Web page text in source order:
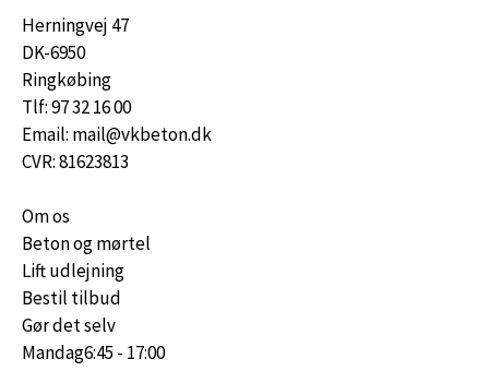
Herningvej 47
DK-6950
Ringkøbing
Tlf: 97 32 16 00
Email: mail@vkbeton.dk
CVR: 81623813
Om os
Beton og mørtel
Lift udlejning
Bestil tilbud
Gør det selv
Mandag6:45 - 17:00